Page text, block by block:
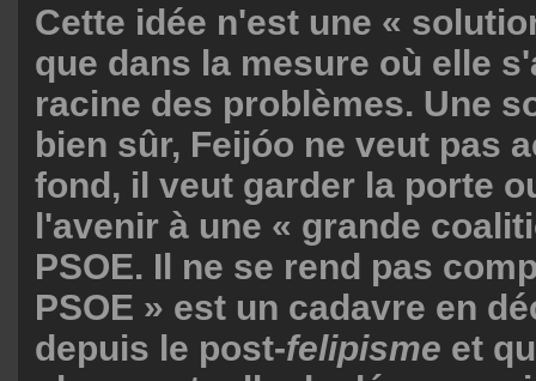
Cette idée n'est une «
que dans la mesure où elle
racine des problèmes. Une
bien sûr, Feijóo ne veut pas
fond, il veut garder la porte
l'avenir à une « grande
PSOE. Il ne se rend pas
PSOE » est un cadavre en
depuis le post-felipisme et